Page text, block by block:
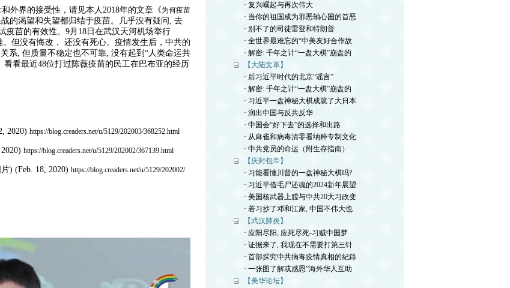
外界的接受性，请见本人2018年的文章《为何疫苗
的渴望和失望都归结于疫苗。几乎没有疑问, 去
疫苗的有效性。9月18日在武汉天河机场举行
但没有悔改， 还没有死心。疫情发生后，中共的
系, 但质量不稳定也不可靠, 没有起到“人类命运共
看最近48位打过陈薇疫苗的民工在巴布亚的经历
2020) https://blog.creaders.net/u/5129/202003/368252.html
https://blog.creaders.net/u/5129/202002/367139.html
) (Feb. 18, 2020) https://blog.creaders.net/u/5129/202002/
· 复兴崛起与再次伟大
· 当你的祖国成为邪恶轴心国的首恶
· 别不了的司徒雷登和特朗普
· 全世界最难忘的“中美友好合作故
· 解密: 千年之计“一盘大棋”崩盘的
【大陆文革】
· 后习近平时代的北京“谣言”
· 解密: 千年之计“一盘大棋”崩盘的
· 习近平一盘神秘大棋成就了大日本
· 润出中国与反共反华
· 中国会“好下去”的选择和出路
· 从麻雀和病毒清零看纳粹专制文化
· 中共党员的命运（附生存指南）
【庆封包帝】
· 习能看懂川普的一盘神秘大棋吗?
· 习近平借毛尸还魂的2024新年展望
· 美国核武器上膛与中共20大习政变
· 若习抄了邓和江家, 中国不伟大也
【武汉肺炎】
· 应阳尽阳, 应死尽死-习贼中国梦
· 证据来了, 我现在不需要打第三针
· 首部探究中共病毒疫情真相的紀錄
· 一张图了解或感恩”海外华人互助
【美华论坛】